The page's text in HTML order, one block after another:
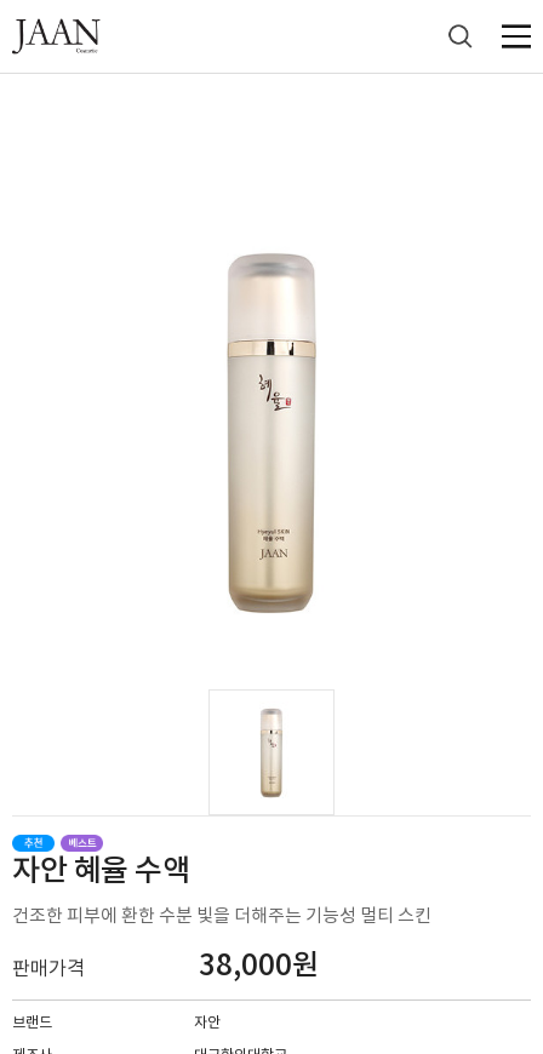
자안 혜율 수액
건조한 피부에 환한 수분 빛을 더해주는 기능성 멀티 스킨
판매가격 38,000원
브랜드 자안